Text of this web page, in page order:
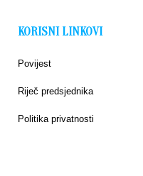
KORISNI LINKOVI
Povijest
Riječ predsjednika
Politika privatnosti